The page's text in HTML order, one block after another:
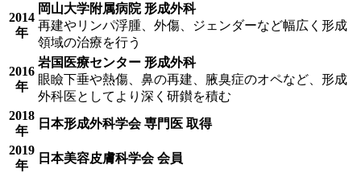
2014
年
岡山大学附属病院 形成外科
再建やリンパ浮腫、外傷、ジェンダーなど幅広く形成
領域の治療を行う
2016
年
岩国医療センター 形成外科
眼瞼下垂や熱傷、鼻の再建、腋臭症のオペなど、形成
外科医としてより深く研鑚を積む
2018
年
日本形成外科学会 専門医 取得
2019
年
日本美容皮膚科学会 会員